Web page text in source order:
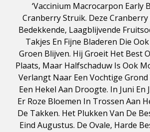
‘Vaccinium Macrocarpon Early
Cranberry Struik. Deze Cranberry
Bedekkende, Laagblijvende
Takjes En Fijne Bladeren Die
Groen Blijven. Hij Groeit Het Best
Plaats, Maar Halfschaduw Is Ook
Verlangt Naar Een Vochtige
Een Hekel Aan Droogte. In Juni En
Er Roze Bloemen In Trossen Aan
De Takken. Het Plukken Van De
Eind Augustus. De Ovale, Harde